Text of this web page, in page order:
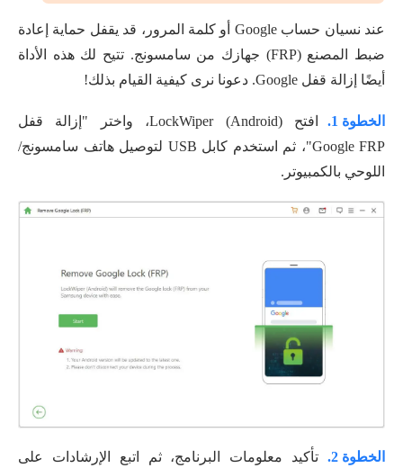
عند نسيان حساب Google أو كلمة المرور، قد يقفل حماية إعادة
ضبط المصنع (FRP) جهازك من سامسونج. تتيح لك هذه الأداة
أيضًا إزالة قفل Google. دعونا نرى كيفية القيام بذلك!
الخطوة 1.
افتح LockWiper (Android)، واختر "إزالة قفل
Google FRP"، ثم استخدم كابل USB لتوصيل هاتف سامسونج/
اللوحي بالكمبيوتر.
الخطوة 2.
تأكيد معلومات البرنامج، ثم اتبع الإرشادات على